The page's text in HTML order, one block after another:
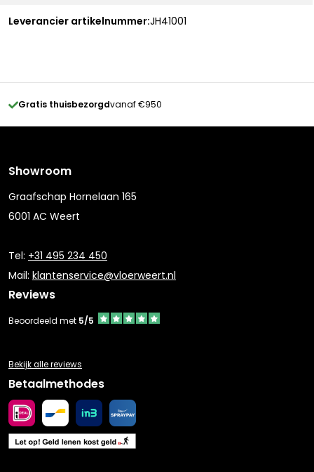
Leverancier artikelnummer:JH41001
Gratis thuisbezorgdvanaf €950
Showroom
Graafschap Hornelaan 165
6001 AC Weert
Tel: +31 495 234 450
Mail: klantenservice@vloerweert.nl
Reviews
Beoordeeld met 5/5
Bekijk alle reviews
Betaalmethodes